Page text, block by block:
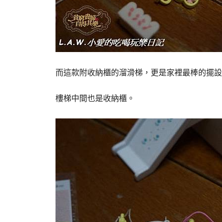
而這款附收納櫃的溜滑梯，更是家裡最棒的擺
樓梯中間也是收納櫃。